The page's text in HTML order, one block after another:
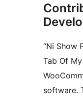
“Ni Show
Tab Of
software.